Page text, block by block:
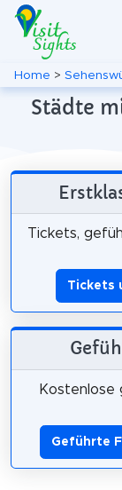
Home >
Städte
Tickets,
Tickets
Kostenlose
Geführte